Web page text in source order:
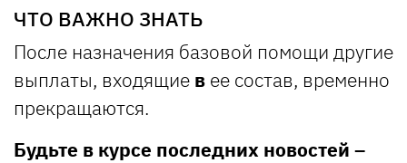
ЧТО ВАЖНО ЗНАТЬ
После назначения базовой помощи другие
выплаты, входящие в ее состав, временно
прекращаются.
Будьте в курсе последних новостей –